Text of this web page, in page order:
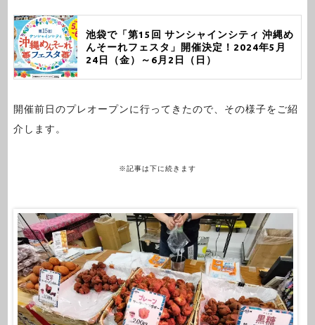
池袋で「第15回 サンシャインシティ 沖縄め
んそーれフェスタ」開催決定！2024年5月
24日（金）～6月2日（日）
開催前日のプレオープンに行ってきたので、その様子をご紹
介します。
※記事は下に続きます